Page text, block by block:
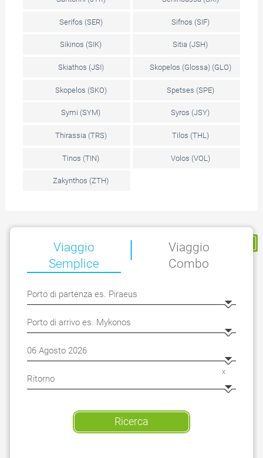
Serifos (SER) Sifnos (SIF)
Sikinos (SIK) Sitia (JSH)
Skiathos (JSI) Skopelos (Glossa) (GLO)
Skopelos (SKO) Spetses (SPE)
Symi (SYM) Syros (JSY)
Thirassia (TRS) Tilos (THL)
Tinos (TIN) Volos (VOL)
Zakynthos (ZTH)
La mia prenotazione
Viaggio
Semplice
x
Ricerca
|
Viaggio
Combo